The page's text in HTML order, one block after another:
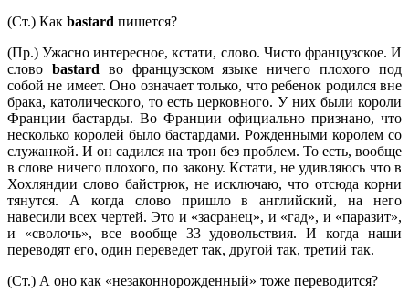
(Ст.) Как bastard пишется?
(Пр.) Ужасно интересное, кстати, слово. Чисто французское. И
слово bastard во французском языке ничего плохого под
собой не имеет. Оно означает только, что ребенок родился вне
брака, католического, то есть церковного. У них были короли
Франции бастарды. Во Франции официально признано, что
несколько королей было бастардами. Рожденными королем со
служанкой. И он садился на трон без проблем. То есть, вообще
в слове ничего плохого, по закону. Кстати, не удивляюсь что в
Хохляндии слово байстрюк, не исключаю, что отсюда корни
тянутся. А когда слово пришло в английский, на него
навесили всех чертей. Это и «засранец», и «гад», и «паразит»,
и «сволочь», все вообще 33 удовольствия. И когда наши
переводят его, один переведет так, другой так, третий так.
(Ст.) А оно как «незаконнорожденный» тоже переводится?